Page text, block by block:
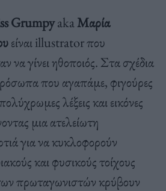
GrumpyakaΜαρία
είναι illustrator που
να γίνει ηθοποιός. Στα σχέδια
που αγαπάμε, φιγούρες
λέξεις και εικόνες
μια ατελείωτη
για να κυκλοφορούν
και φυσικούς τοίχους
πρωταγωνιστών κρύβουν